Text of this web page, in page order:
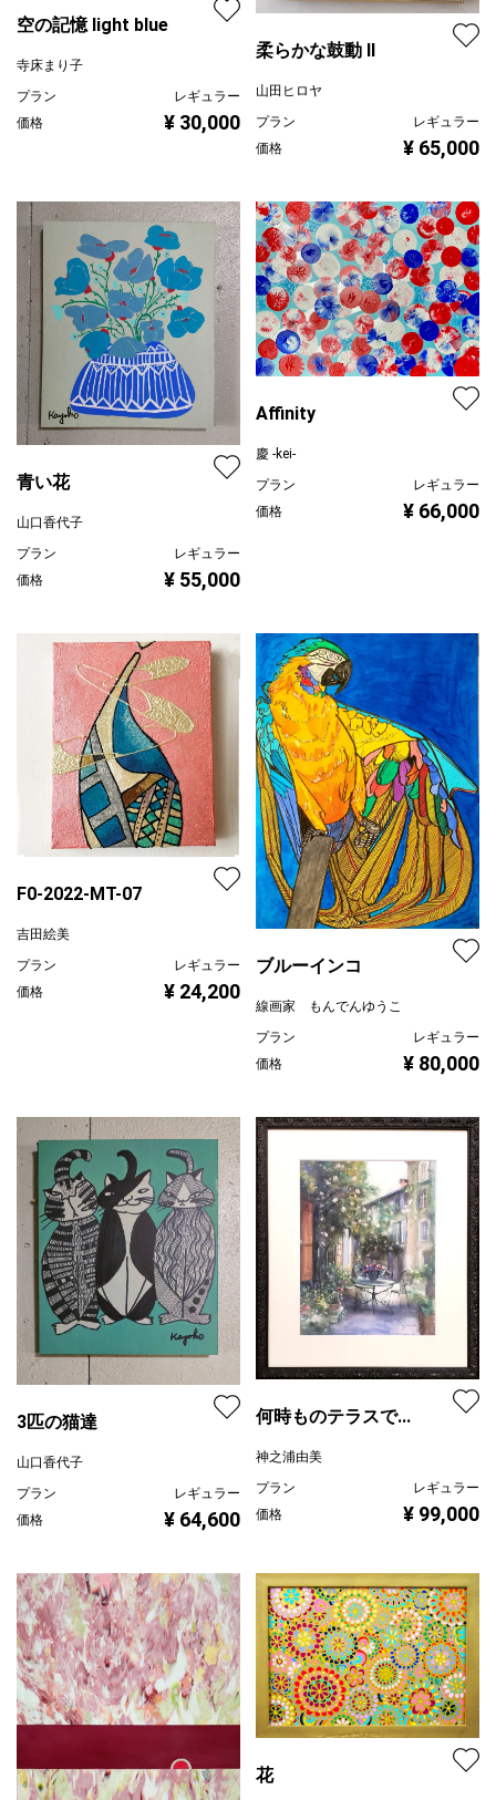
空の記憶 light blue
寺床まり子
プラン
レギュラー
価格
¥ 30,000
柔らかな鼓動 Ⅱ
山田ヒロヤ
プラン
レギュラー
価格
¥ 65,000
青い花
山口香代子
プラン
レギュラー
価格
¥ 55,000
Affinity
慶 -kei-
プラン
レギュラー
価格
¥ 66,000
F0-2022-MT-07
吉田絵美
プラン
レギュラー
価格
¥ 24,200
ブルーインコ
線画家 もんでんゆうこ
プラン
レギュラー
価格
¥ 80,000
3匹の猫達
山口香代子
プラン
レギュラー
価格
¥ 64,600
何時ものテラスで...
神之浦由美
プラン
レギュラー
価格
¥ 99,000
花